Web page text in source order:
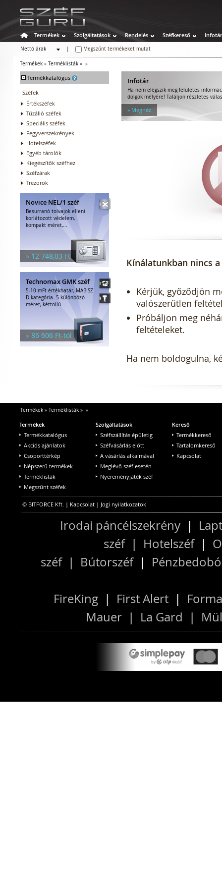
Termékek Szolgáltatások Rendelés Széfkereső Infotár
Nettó árak
Megszűnt termékeket mutat
Termékek » Terméklisták » »
- Termékkatalógus
Széfek
Értékszéfek
Tűzálló széfek
Speciális széfek
Fegyverszekrények
Hotelszéfek
Egyéb tárolók
Kiegészítők széfhez
Széfzárak
Trezorok
Novice NEL/1 széf
Besurranó tolvajok elleni
korlátozott védelem,
kompakt méret,...
» 12 748,03 Ft
Technomax GMK széf
5-10 mFt értékhatár, MABISZ
D kategória. 5 különböző
méret, kéttollú...
» 86 606 Ft-tól
Infotár
Ha nem elégszik meg felületes
dolgok mélyére! Találjon részletes
» Megnéz
Kínálatunkban nincs
Kérjük, győződjön
valószerűtlen
Próbáljon meg
feltételeket.
Ha nem boldogulna,
Termékek» Terméklisták» »
Termékek
Termékkatalógus
Akciós ajánlatok
Csoporttérkép
Népszerű termékek
Terméklisták
Megszűnt széfek
Szolgáltatások
Széfszállítás épületig
Széfvásárlás előtt
A vásárlás alkalmával
Meglévő széf esetén
Nyereményjáték széf
Kereső
Termékkereső
Tartalomkereső
Kapcsolat
© BITFORCE Kft. | Kapcsolat | Jogi nyilatkozatok
Irodai páncélszekrény |
széf| Hotelszéf|
széf| Bútorszéf|
FireKing | First Alert |
Mauer | La Gard |